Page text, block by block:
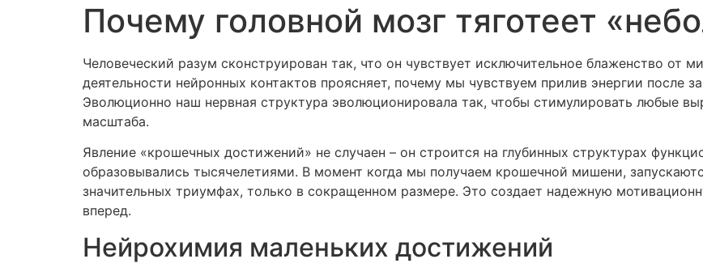
Почему головной мозг тяготеет
Человеческий разум сконструирован так, что он чувствует исключительное блаженство от
деятельности нейронных контактов проясняет, почему мы чувствуем прилив энергии после
Эволюционно наш нервная структура эволюционировала так, чтобы стимулировать любые
масштаба.
Явление «крошечных достижений» не случаен – он строится на глубинных структурах
образовывались тысячелетиями. В момент когда мы получаем крошечной мишени,
значительных триумфах, только в сокращенном размере. Это создает надежную
вперед.
Нейрохимия маленьких достижений